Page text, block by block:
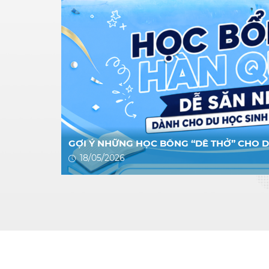
GỢI Ý NHỮNG HỌC BỔNG “DỄ THỞ” CHO
18/05/2026